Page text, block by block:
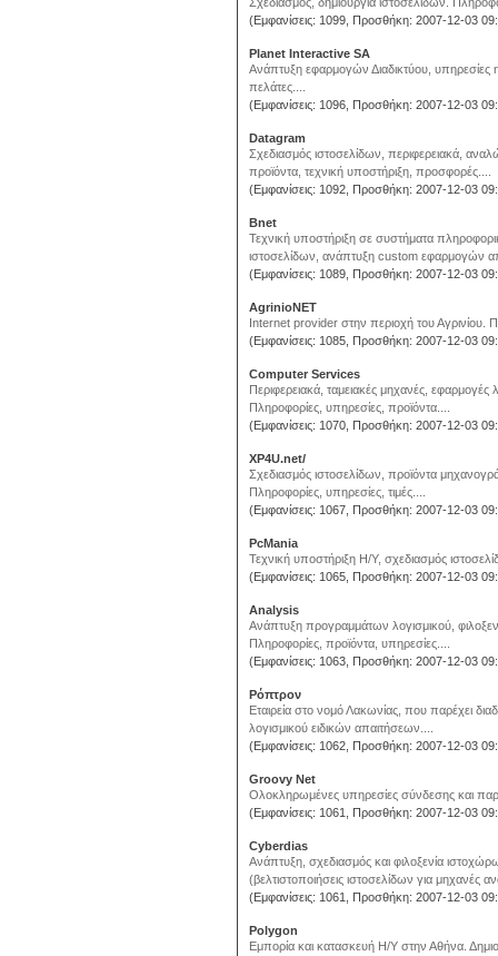
(Εμφανίσεις: 1099, Προσθήκη: 2007-12-03
Planet Interactive SA
Ανάπτυξη εφαρμογών Διαδικτύου, υπηρεσίες
πελάτες....
(Εμφανίσεις: 1096, Προσθήκη: 2007-12-03
Datagram
Σχεδιασμός ιστοσελίδων, περιφερειακά,
προϊόντα, τεχνική υποστήριξη, προσφορές....
(Εμφανίσεις: 1092, Προσθήκη: 2007-12-03
Bnet
Τεχνική υποστήριξη σε συστήματα
ιστοσελίδων, ανάπτυξη custom εφαρμογών
(Εμφανίσεις: 1089, Προσθήκη: 2007-12-03
AgrinioNET
Internet provider στην περιοχή του Αγρινίου.
(Εμφανίσεις: 1085, Προσθήκη: 2007-12-03
Computer Services
Περιφερειακά, ταμειακές μηχανές,
Πληροφορίες, υπηρεσίες, προϊόντα....
(Εμφανίσεις: 1070, Προσθήκη: 2007-12-03
XP4U.net/
Σχεδιασμός ιστοσελίδων, προϊόντα
Πληροφορίες, υπηρεσίες, τιμές....
(Εμφανίσεις: 1067, Προσθήκη: 2007-12-03
PcMania
Τεχνική υποστήριξη Η/Υ, σχεδιασμός
(Εμφανίσεις: 1065, Προσθήκη: 2007-12-03
Analysis
Ανάπτυξη προγραμμάτων λογισμικού,
Πληροφορίες, προϊόντα, υπηρεσίες....
(Εμφανίσεις: 1063, Προσθήκη: 2007-12-03
Ρόπτρον
Εταιρεία στο νομό Λακωνίας, που παρέχει
λογισμικού ειδικών απαιτήσεων....
(Εμφανίσεις: 1062, Προσθήκη: 2007-12-03
Groovy Net
Ολοκληρωμένες υπηρεσίες σύνδεσης και
(Εμφανίσεις: 1061, Προσθήκη: 2007-12-03
Cyberdias
Ανάπτυξη, σχεδιασμός και φιλοξενία
(βελτιστοποιήσεις ιστοσελίδων για μηχανές
(Εμφανίσεις: 1061, Προσθήκη: 2007-12-03
Polygon
Εμπορία και κατασκευή Η/Υ στην Αθήνα.